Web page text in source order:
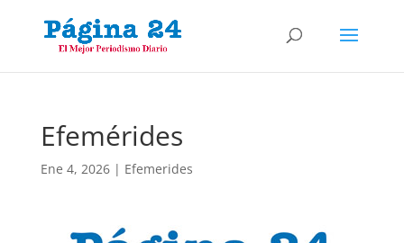
Efemérides
Ene 4, 2026| Efemerides